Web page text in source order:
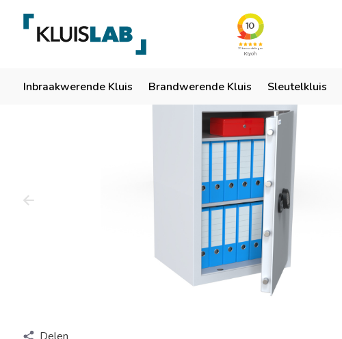
Inbraakwerende Kluis Brandwerende Kluis Sleutelkluis
Ruim 50 jaar ervaring